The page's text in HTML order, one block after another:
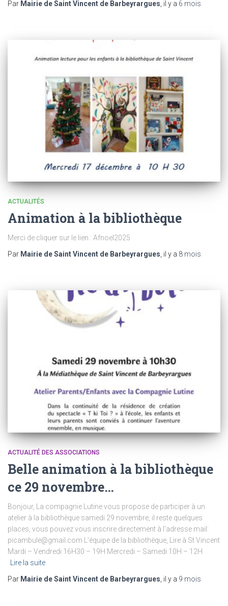
Par Mairie de Saint Vincent de Barbeyrargues , il y a 6 mois
ACTUALITÉS
Animation à la bibliothèque
Merci de cliquer sur le lien : Afnoel2025
Par Mairie de Saint Vincent de Barbeyrargues, il y a 8 mois
ACTUALITÉ DES ASSOCIATIONS
Belle animation à la bibliothèque
ce 29 novembre…
Bonjour, La compagnie Lutine vous propose de participer à un
atelier à la bibliothèque samedi 29 novembre, il reste quelques
places, vous pouvez vous inscrire directement à l’adresse mail:
picambule@gmail.com L’équipe de la bibliothèque, Lire à St Vincent
Mardi – Vendredi 16H30 – 19H Mercredi – Samedi 10H – 12H
Lire la suite
Par Mairie de Saint Vincent de Barbeyrargues , il y a 9 mois